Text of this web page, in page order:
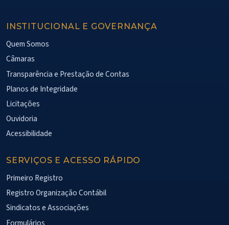
INSTITUCIONAL E GOVERNANÇA
Quem Somos
Câmaras
Transparência e Prestação de Contas
Planos de Integridade
Licitações
Ouvidoria
Acessibilidade
SERVIÇOS E ACESSO RÁPIDO
Primeiro Registro
Registro Organização Contábil
Sindicatos e Associações
Formulários